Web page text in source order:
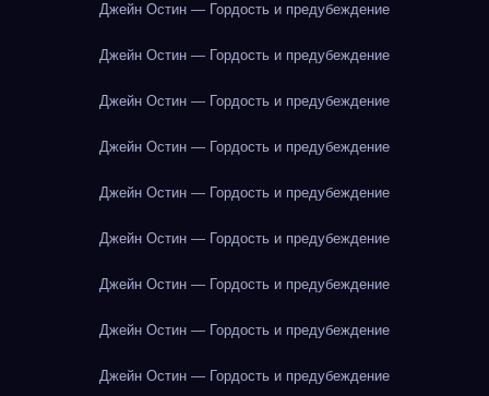
Джейн Остин — Гордость и предубеждение
Джейн Остин — Гордость и предубеждение
Джейн Остин — Гордость и предубеждение
Джейн Остин — Гордость и предубеждение
Джейн Остин — Гордость и предубеждение
Джейн Остин — Гордость и предубеждение
Джейн Остин — Гордость и предубеждение
Джейн Остин — Гордость и предубеждение
Джейн Остин — Гордость и предубеждение